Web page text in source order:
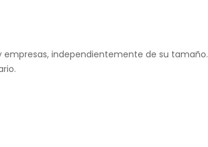
independientemente de su tamaño.